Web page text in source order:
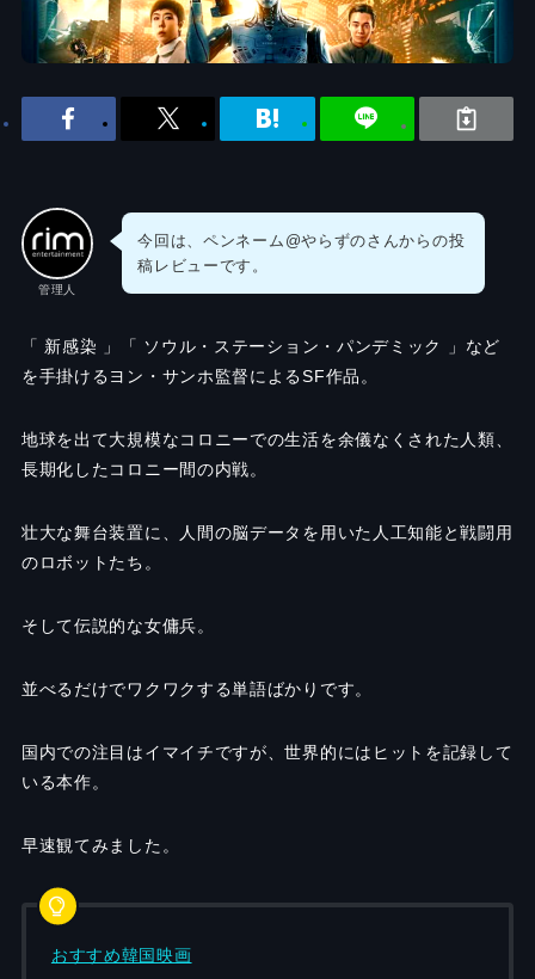
管理人
今回は、ペンネーム@やらずのさんからの投
稿レビューです。
「 新感染 」「 ソウル・ステーション・パンデミック 」など
を手掛けるヨン・サンホ監督によるSF作品。
地球を出て大規模なコロニーでの生活を余儀なくされた人類、
長期化したコロニー間の内戦。
壮大な舞台装置に、人間の脳データを用いた人工知能と戦闘用
のロボットたち。
そして伝説的な女傭兵。
並べるだけでワクワクする単語ばかりです。
国内での注目はイマイチですが、世界的にはヒットを記録して
いる本作。
早速観てみました。
おすすめ韓国映画